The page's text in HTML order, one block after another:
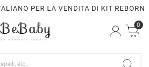
PER LA VENDITA DI KIT REBORN
0